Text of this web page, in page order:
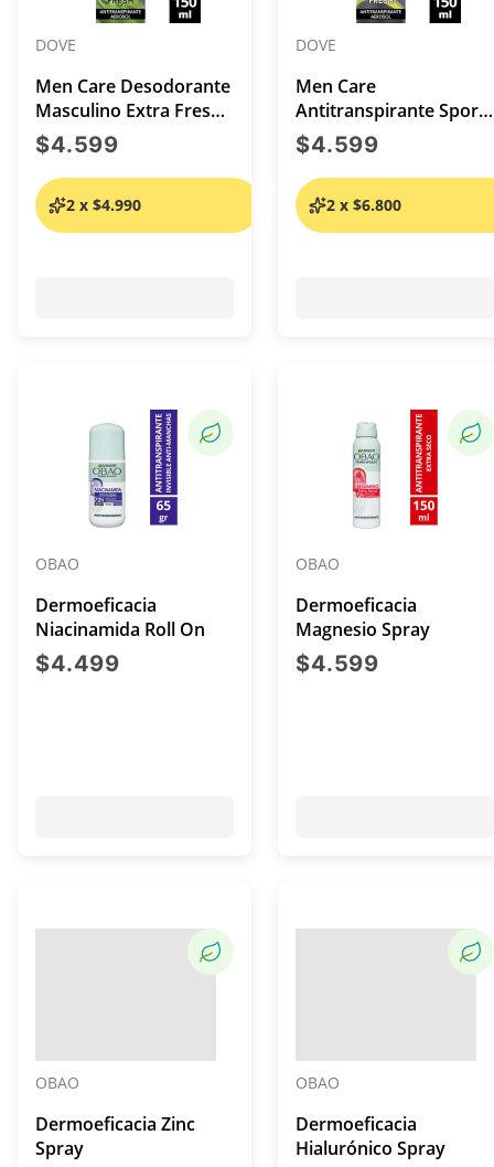
DOVE
Men Care Desodorante
Masculino Extra Fresh
Aerosol 150 mL
$4.599precio actual $4.599
2 x $4.990
DOVE
Men Care
Antitranspirante Sport
Aerosol 89 grs
$4.599precio
2 x $6.800
OBAO
Dermoeficacia
Niacinamida Roll On
$4.499precio actual $4.499
OBAO
Dermoeficacia
Magnesio Spray
$4.599precio
OBAO
Dermoeficacia Zinc
Spray
OBAO
Dermoeficacia
Hialurónico Spray